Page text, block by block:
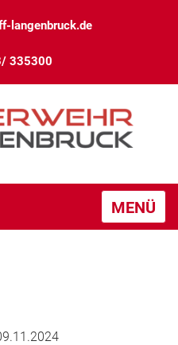
langenbruck.de
335300
MENÜ